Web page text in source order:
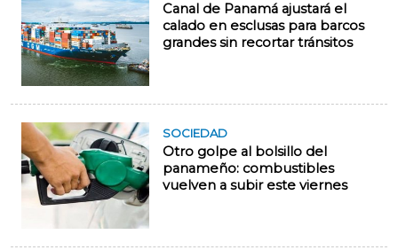
Canal de Panamá ajustará el
calado en esclusas para barcos
grandes sin recortar tránsitos
SOCIEDAD
Otro golpe al bolsillo del
panameño: combustibles
vuelven a subir este viernes